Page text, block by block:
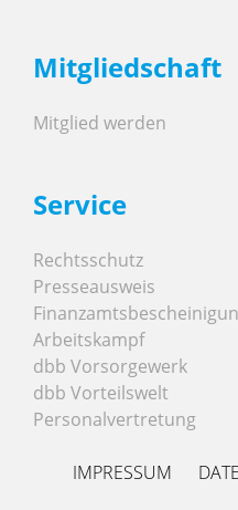
Mitgliedschaft
Mitglied werden
Service
Rechtsschutz
Presseausweis
Arbeitskampf
dbb Vorsorgewerk
dbb Vorteilswelt
Personalvertretung
IMPRESSUM